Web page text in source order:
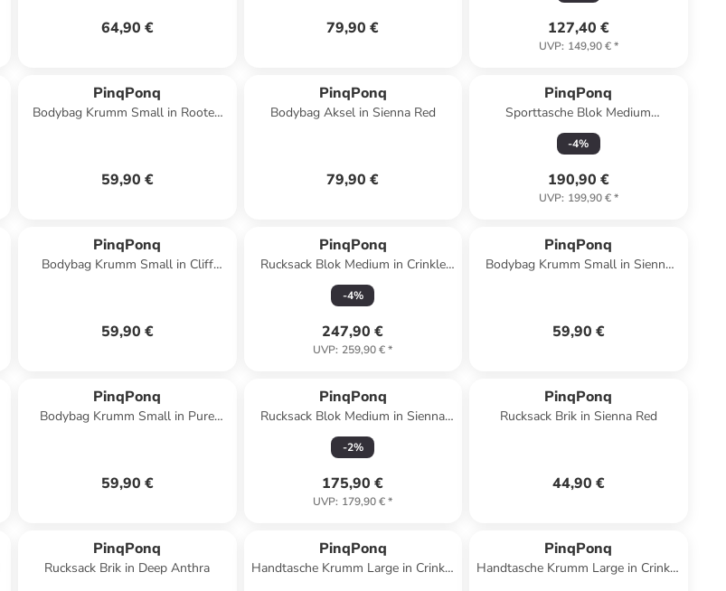
64,90 € 79,90 € 127,40 €
UVP: 149,90 €*
PinqPonq
Bodybag Krumm Small in Rooted
59,90 €
PinqPonq
Bodybag Aksel in Sienna Red
79,90 €
PinqPonq
Sporttasche Blok Medium
Construct in Parasol
-4%
190,90 €
UVP: 199,90 €*
PinqPonq
Bodybag Krumm Small in Cliff
59,90 €
PinqPonq
Rucksack Blok Medium in Crinkle
Fuchsia
-4%
247,90 €
UVP: 259,90 €*
PinqPonq
Bodybag Krumm Small in Sienna
59,90 €
PinqPonq
Bodybag Krumm Small in Pure
59,90 €
PinqPonq
Rucksack Blok Medium in Sienna
Red
-2%
175,90 €
UVP: 179,90 €*
PinqPonq
Rucksack Brik in Sienna Red
44,90 €
PinqPonq
Rucksack Brik in Deep Anthra
PinqPonq
Handtasche Krumm Large in Crinkle
PinqPonq
Handtasche Krumm Large in Crinkle